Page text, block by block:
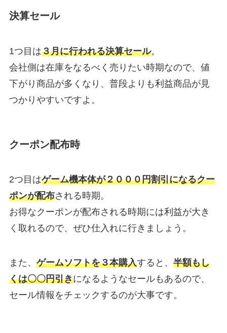
決算セール
1つ目は３月に行われる決算セール。
会社側は在庫をなるべく売りたい時期なので、値
下がり商品が多くなり、普段よりも利益商品が見
つかりやすいですよ。
クーポン配布時
2つ目はゲーム機本体が２０００円割引になるクー
ポンが配布される時期。
お得なクーポンが配布される時期には利益が大き
く取れるので、ぜひ仕入れに行きましょう。
また、 ゲームソフトを３本購入すると、 半額もし
くは〇〇円引きになるようなセールもあるので、
セール情報をチェックするのが大事です。